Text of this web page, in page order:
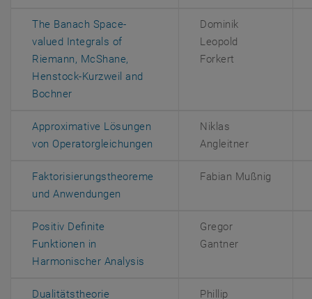
The Banach Space-
valued Integrals of
Riemann, McShane,
Henstock-Kurzweil and
Bochner, öffnet eine externe URL in einem neuen Fenster
Dominik
Leopold
Forkert
Approximative Lösungen
von Operatorgleichungen , öffnet eine externe URL in
Niklas
Angleitner
Faktorisierungstheoreme
und Anwendungen
Fabian Mußnig
Positiv Definite
Funktionen in
Harmonischer Analysis
Gregor
Gantner
Dualitätstheorie , öffnet eine externe URL in einem neuen
Phillip